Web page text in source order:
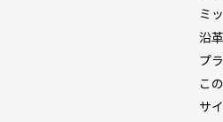
ミ
沿革
プ
こ
サ